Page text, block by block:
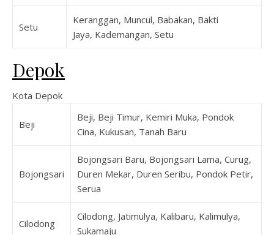
Setu
Keranggan, Muncul, Babakan, Bakti
Jaya, Kademangan, Setu
Depok
Kota Depok
Beji
Beji, Beji Timur, Kemiri Muka, Pondok
Cina, Kukusan, Tanah Baru
Bojongsari
Bojongsari Baru, Bojongsari Lama, Curug,
Duren Mekar, Duren Seribu, Pondok Petir,
Serua
Cilodong
Cilodong, Jatimulya, Kalibaru, Kalimulya,
Sukamaju